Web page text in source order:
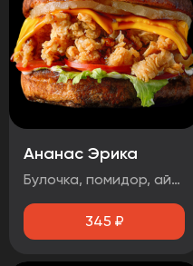
Ананас Эрика
Булочка, помидор, айсберг, ананас, сыр чеддер, фирменная курочка в панировке, майонез, терияки соус
345 ₽